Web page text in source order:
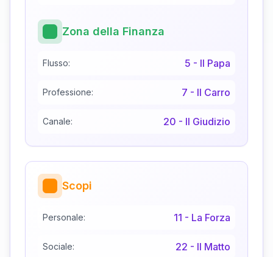
Zona della Finanza
Flusso: 5 - Il Papa
Professione: 7 - Il Carro
Canale: 20 - Il Giudizio
Scopi
Personale: 11 - La Forza
Sociale: 22 - Il Matto